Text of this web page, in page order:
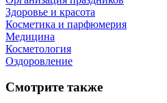
Здоровье и красота
Косметика и парфюмерия
Медицина
Косметология
Оздоровление
Смотрите также